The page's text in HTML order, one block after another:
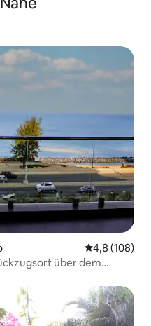
4,8 (108)
über dem